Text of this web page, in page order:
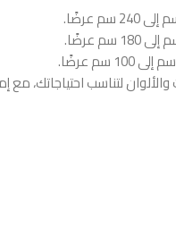
لتناسب احتياجاتك، مع